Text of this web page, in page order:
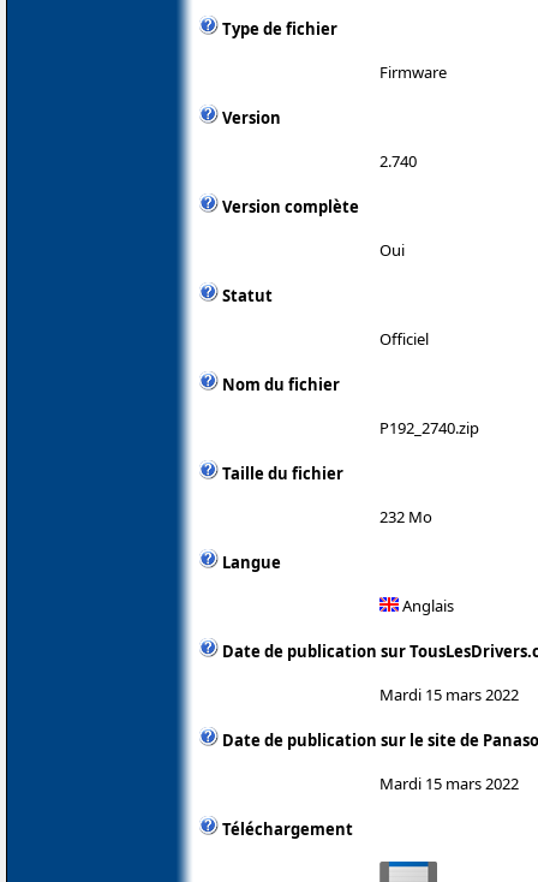
Type de fichier
Firmware
Version
2.740
Version complète
Oui
Statut
Officiel
Nom du fichier
P192_2740.zip
Taille du fichier
232 Mo
Langue
Anglais
Date de publication sur
Mardi 15 mars 2022
Date de publication sur le site de
Mardi 15 mars 2022
Téléchargement